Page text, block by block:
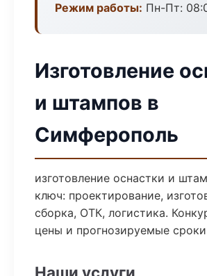
Режим работы: Пн-Пт:
Изготовление
и штампов в
Симферополь
изготовление оснастки и
ключ: проектирование,
сборка, ОТК, логистика.
цены и прогнозируемые
Наши услуги